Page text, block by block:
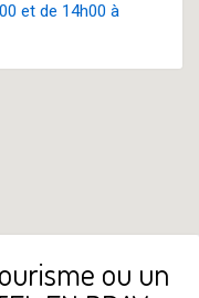
et de 14h00 à
ou un